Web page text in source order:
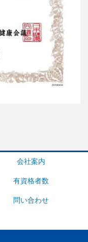
会社案内
有資格者数
問い合わせ